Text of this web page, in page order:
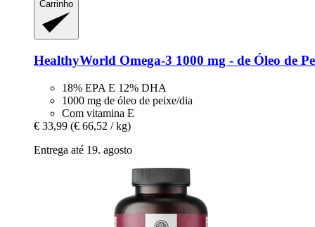
Carrinho
HealthyWorld Omega-​3 1000 mg -​ de Óleo de
18% EPA E 12% DHA
1000 mg de óleo de peixe/dia
Com vitamina E
€ 33,99 (€ 66,52 / kg)
Entrega até 19. agosto